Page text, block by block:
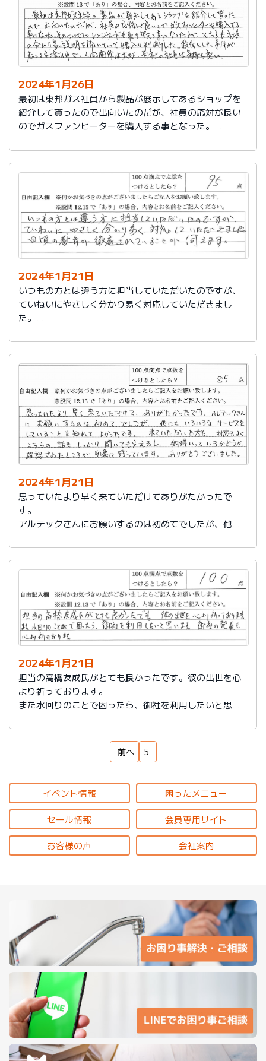
2024年1月26日
最初は東邦ガス社員から製品が展示してあるショップを
紹介して貰ったので出向いたのだが、社員の応対が良い
のでガスファンヒーターを購入する事となった。
そちらも社員の分かり易い説明を聞いていて購入を判断
した。
殺伐とした事件が起こる社会の中で、人間関係は大切。
貴社の社員は気持ち良い。
2024年1月21日
いつもの方とは違う方に担当していただいたのですが、
ていねいにやさしく分かり易く対応していただきまし
た。
2024年1月21日
思っていたより早く来ていただけてありがたかったで
す。
アルテックさんにお願いするのは初めてでしたが、他に
です。
来ていただいた方も対応もよく、こちらの話をしっかり
聞いてもらえるし、納得いっているかどうか確認された
ところが印象に残っています。ありがとうございまし
2024年1月21日
担当の高橋友成氏がとても良かったです。彼の出世を心
より祈っております。
また水回りのことで困ったら、御社を利用したいと思い
前へ 5
イベント情報 困ったメニュー
セール情報 会員専用サイト
お客様の声 会社案内